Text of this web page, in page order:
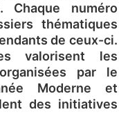
numéro
thématiques
de ceux-ci.
valorisent les
par le
Moderne et
des initiatives